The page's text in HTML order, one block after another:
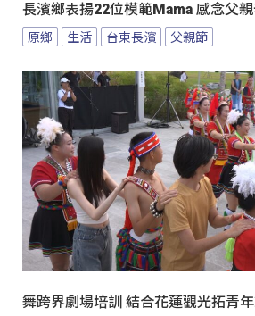
長濱鄉表揚22位模範Mama 感念父
原鄉 生活 台東長濱 父親節
舞跨界劇場培訓 結合花蓮觀光拓青